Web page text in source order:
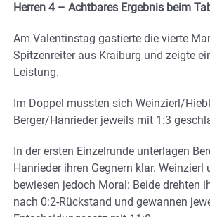
Herren 4 – Achtbares Ergebnis beim
Am Valentinstag gastierte die vierte
Spitzenreiter aus Kraiburg und zeigte
Leistung.
Im Doppel mussten sich Weinzierl/
Berger/Hanrieder jeweils mit 1:3
In der ersten Einzelrunde unterlagen
Hanrieder ihren Gegnern klar. Weinzierl
bewiesen jedoch Moral: Beide drehten
nach 0:2-Rückstand und gewannen